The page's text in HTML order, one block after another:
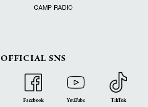
CAMP RADIO
OFFICIAL SNS
Facebook YouTube TikTok